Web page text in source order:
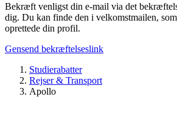
Bekræft venligst din e-mail via det
dig. Du kan finde den i velkomstmailen,
oprettede din profil.
Gensend bekræftelseslink
Studierabatter
Rejser & Transport
Apollo